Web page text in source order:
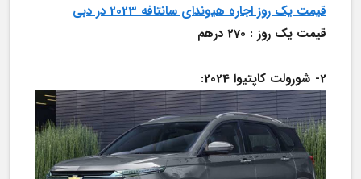
قیمت یک روز اجاره هیوندای سانتافه 2023 در دبی
قیمت یک روز : 270 درهم
2-	شورولت کاپتیوا 2024: